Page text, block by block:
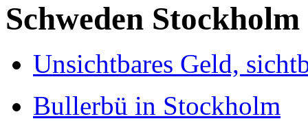
Schweden Stockholm
Unsichtbares Geld,
Bullerbü in Stockholm